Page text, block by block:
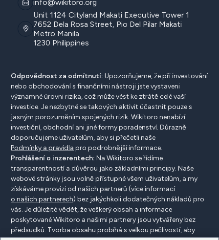
info@wikitoro.org
Unit 1124 Cityland Makati Executive Tower 1
7652 Dela Rosa Street, Pio Del Pilar Makati
Metro Manila
1230 Philippines
Odpovědnost za odmítnutí: Upozorňujeme, že při investování
nebo obchodování s finančními nástroji jste vystaveni
významné úrovni rizika, což může vést ke ztrátě celé vaší
investice. Je nezbytné se takových aktivit účastnit pouze s
jasným porozuměním spojených rizik. Wikitoro nenabízí
investiční, obchodní ani jiné formy poradenství. Důrazně
doporučujeme uživatelům, aby si přečetli naše
Podmínky a pravidla pro podrobnější informace.
Prohlášení o inzerentech: Na Wikitoro se řídíme
transparentností a důvěrou jako základními principy. Naše
webové stránky jsou volně přístupné všem uživatelům, a my
získáváme provizi od našich partnerů (více informací
o našich partnerech) bez jakýchkoli dodatečných nákladů pro
vás. Je důležité vědět, že veškerý obsah a informace
poskytované Wikitoro a našimi partnery jsou vytvářeny bez
předsudků. Tvorba obsahu probíhá s velkou pečlivostí, aby